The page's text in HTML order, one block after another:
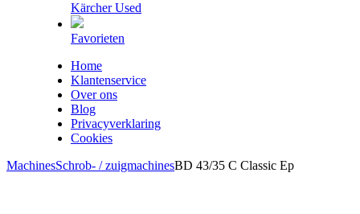
Kärcher Used
Favorieten
Home
Klantenservice
Over ons
Blog
Privacyverklaring
Cookies
MachinesSchrob- / zuigmachinesBD 43/35 C Classic Ep